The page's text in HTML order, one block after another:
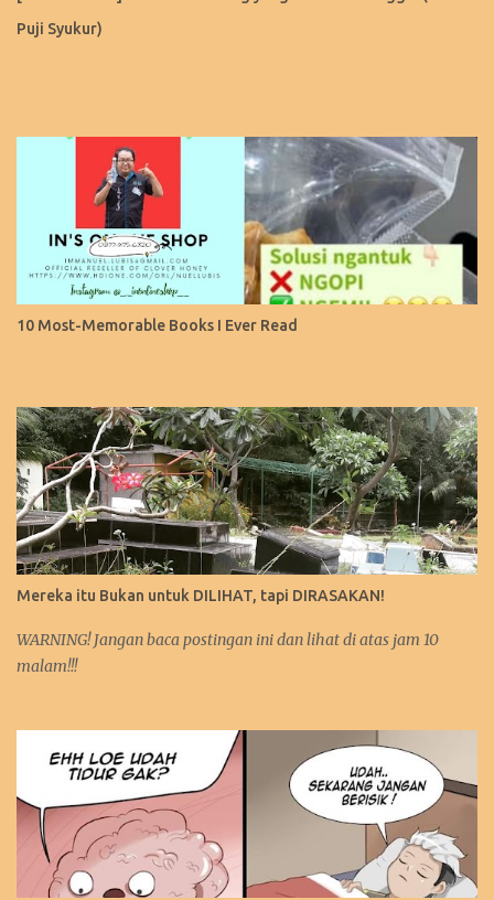
Puji Syukur)
10 Most-Memorable Books I Ever Read
Mereka itu Bukan untuk DILIHAT, tapi DIRASAKAN!
WARNING! Jangan baca postingan ini dan lihat di atas jam 10
malam!!!